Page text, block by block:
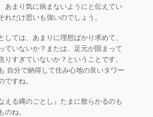
あまり気に病まないようにと伝えてい
れだけ思いも強いのでしょう。
しては、あまりに理想ばかり求めて、
ていないか？または、足元が固まって
りすぎていないか？ということです。
自分で納得して住み心地の良いタワー
ですね。
える縄のごとし』たまに散らかるのも
のね。